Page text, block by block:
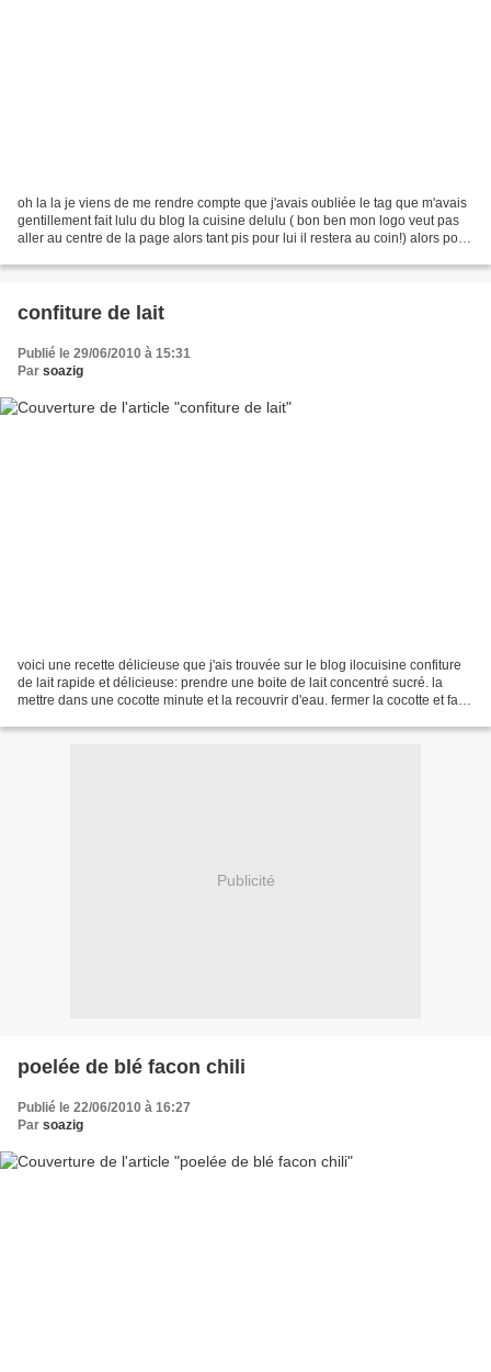
oh la la je viens de me rendre compte que j'avais oubliée le tag que m'avais
gentillement fait lulu du blog la cuisine delulu ( bon ben mon logo veut pas
aller au centre de la page alors tant pis pour lui il restera au coin!) alors pour
confiture de lait
Publié le 29/06/2010 à 15:31
Par soazig
voici une recette délicieuse que j'ais trouvée sur le blog ilocuisine confiture
de lait rapide et délicieuse: prendre une boite de lait concentré sucré. la
mettre dans une cocotte minute et la recouvrir d'eau. fermer la cocotte et faire
Publicité
poelée de blé facon chili
Publié le 22/06/2010 à 16:27
Par soazig